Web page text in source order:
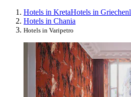
Hotels in KretaHotels in
Hotels in Chania
Hotels in Varipetro